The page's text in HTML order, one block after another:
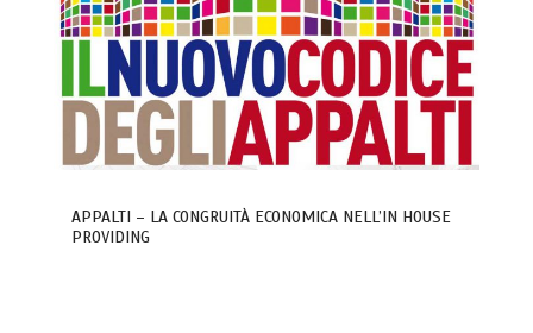
APPALTI – LA CONGRUITÀ ECONOMICA NELL’IN HOUSE
PROVIDING